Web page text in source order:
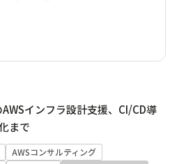
インフラ設計支援、CI/CD導
まで
AWSコンサルティング